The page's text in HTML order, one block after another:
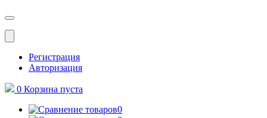
Меню
Регистрация
Авторизация
0 Корзина пуста
0